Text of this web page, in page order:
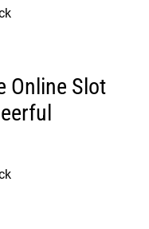
Online Slot